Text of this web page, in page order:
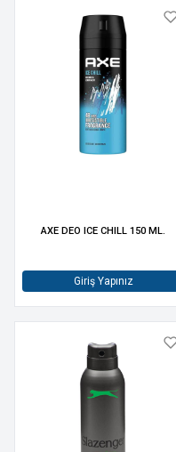
AXE DEO ICE CHILL 150 ML.
Giriş Yapınız